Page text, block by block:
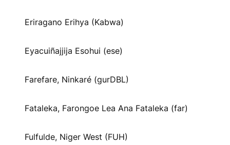
Eriragano Erihya (Kabwa)
Eyacuiñajjija Esohui (ese)
Farefare, Ninkaré (gurDBL)
Fataleka, Farongoe Lea Ana Fataleka (far)
Fulfulde, Niger West (FUH)